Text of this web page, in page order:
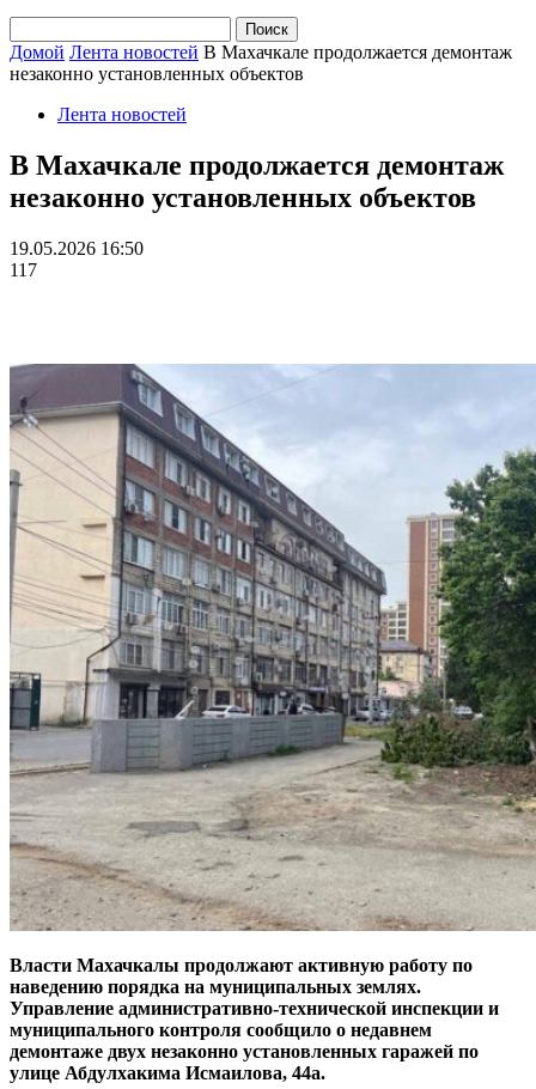
Домой Лента новостей В Махачкале продолжается демонтаж
незаконно установленных объектов
Лента новостей
В Махачкале продолжается демонтаж
незаконно установленных объектов
19.05.2026 16:50
117
Власти Махачкалы продолжают активную работу по
наведению порядка на муниципальных землях.
Управление административно-технической инспекции и
муниципального контроля сообщило о недавнем
демонтаже двух незаконно установленных гаражей по
улице Абдулхакима Исмаилова, 44а.